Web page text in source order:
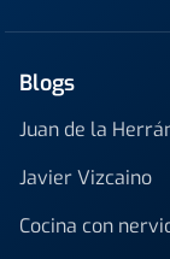
Blogs
Juan de la
Javier Vizcaino
Cocina con